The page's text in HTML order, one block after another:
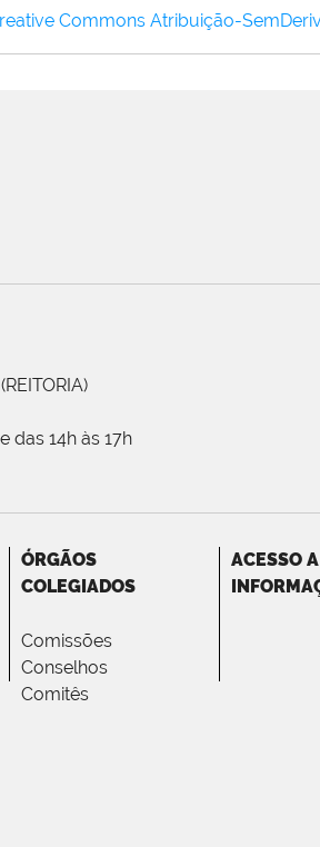
Commons Atribuição-
das 14h às 17h
ÓRGÃOS
COLEGIADOS
Comissões
Conselhos
Comitês
ACESSO A